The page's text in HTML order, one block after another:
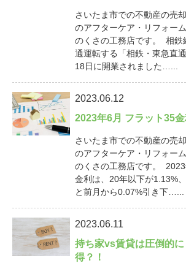
さいたま市での不動産の売
のアフターケア・リフォー
のくさの工務店です。 相鉄
通運転する「相鉄・東急直
18日に開業されました…...
2023.06.12
2023年6月 フラット35
さいたま市での不動産の売
のアフターケア・リフォー
のくさの工務店です。
金利は、20年以下が1.13%
と前月から0.07%引き下…...
2023.06.11
持ち家vs賃貸は圧倒的
得？！